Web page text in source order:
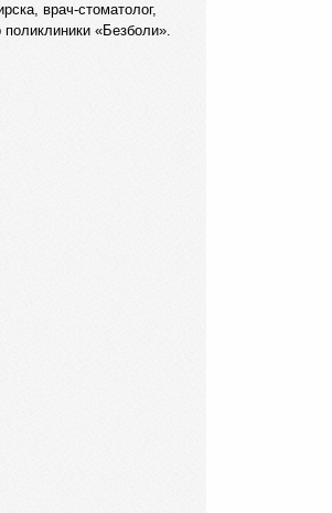
врач-стоматолог,
поликлиники «Безболи».